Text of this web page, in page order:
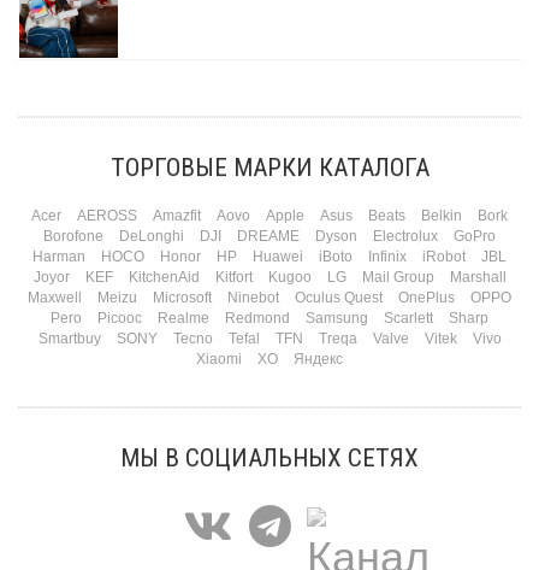
марта — контрольный выстрел по кошельку. Начнем с первого — потому что он
ТОРГОВЫЕ МАРКИ КАТАЛОГА
Acer AEROSS Amazfit Aovo Apple Asus Beats Belkin
Bork
Borofone
DeLonghi DJI DREAME Dyson Electrolux
GoPro
Harman
HOCO Honor HP Huawei iBoto Infinix iRobot
JBL
Joyor
KEF KitchenAid Kitfort Kugoo LG Mail Group
Marshall
Maxwell
Meizu Microsoft Ninebot Oculus Quest OnePlus
OPPO
Pero
Picooc Realme Redmond Samsung Scarlett
Sharp
Smartbuy
SONY Tecno Tefal TFN Treqa Valve Vitek
Vivo
Xiaomi
XO Яндекс
МЫ В СОЦИАЛЬНЫХ СЕТЯХ